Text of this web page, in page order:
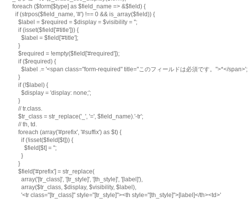
        foreach ($form[$type] as $field_name => &$field) {
          if (strpos($field_name, '#') !== 0 && is_array($field)) {
            $label = $required = $display = $visibility = '';
            if (isset($field['#title'])) {
              $label = $field['#title'];
            }
            $required = !empty($field['#required']);
            if ($required) {
              $label .= '<span class="form-required" title="このフィールドは必須です。">*</span>';
            }
            if (!$label) {
              $display = 'display: none;';
            }
            // tr.class.
            $tr_class = str_replace('_', '=', $field_name).'-tr';
            // th, td.
            foreach (array('#prefix', '#suffix') as $t) {
              if (!isset($field[$t])) {
                $field[$t] = '';
              }
            }
            $field['#prefix'] = str_replace(
              array('[tr_class]', '[tr_style]', '[th_style]', '[label]'),
              array($tr_class, $display, $visibility, $label),
              '<tr class="[tr_class]" style="[tr_style]"><th style="[th_style]">[label]</th><td>'